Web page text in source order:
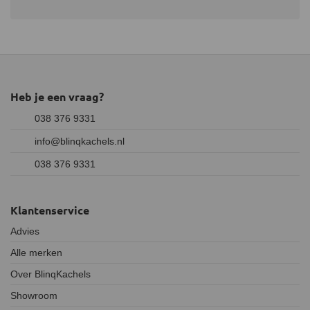
Ontspiegeld glas waarmee je beter beeld hebt op de kachel,
zonder last te hebben van reflectie van buiten de kachel.
Heb je een vraag?
038 376 9331
info@blinqkachels.nl
038 376 9331
Klantenservice
Advies
Alle merken
Over BlinqKachels
Showroom